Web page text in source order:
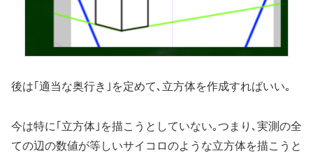
後は｢適当な奥行き｣を定めて､立方体を作成すればいい｡
今は特に｢立方体｣を描こうとしていない｡つまり､実測の全
ての辺の数値が等しいサイコロのような立方体を描こうと